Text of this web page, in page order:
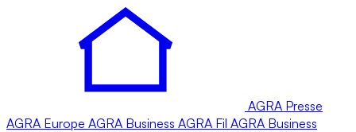
AGRA Presse
AGRA Europe AGRA Business AGRA Fil AGRA Business